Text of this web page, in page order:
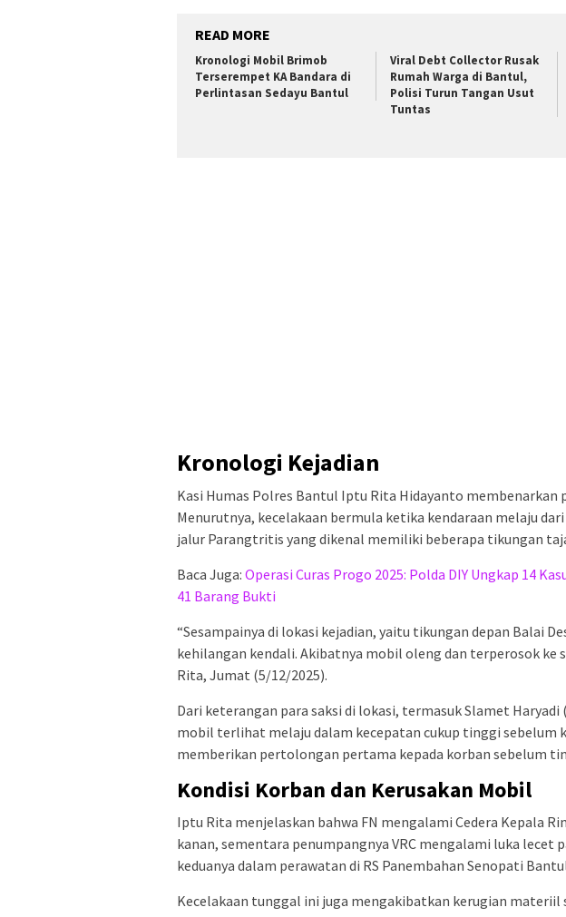
READ MORE
Kronologi Mobil Brimob
Terserempet KA Bandara di
Perlintasan Sedayu Bantul
Viral Debt Collector Rusak
Rumah Warga di Bantul,
Polisi Turun Tangan Usut
Tuntas
Kronologi Kejadian
Kasi Humas Polres Bantul Iptu Rita Hidayanto membenarkan
Menurutnya, kecelakaan bermula ketika kendaraan melaju
jalur Parangtritis yang dikenal memiliki beberapa tikungan
Baca Juga: Operasi Curas Progo 2025: Polda DIY Ungkap 14
41 Barang Bukti
“Sesampainya di lokasi kejadian, yaitu tikungan depan Balai
kehilangan kendali. Akibatnya mobil oleng dan terperosok ke
Rita, Jumat (5/12/2025).
Dari keterangan para saksi di lokasi, termasuk Slamet Haryadi
mobil terlihat melaju dalam kecepatan cukup tinggi sebelum
memberikan pertolongan pertama kepada korban sebelum
Kondisi Korban dan Kerusakan Mobil
Iptu Rita menjelaskan bahwa FN mengalami Cedera Kepala
kanan, sementara penumpangnya VRC mengalami luka lecet
keduanya dalam perawatan di RS Panembahan Senopati
Kecelakaan tunggal ini juga mengakibatkan kerugian materiil